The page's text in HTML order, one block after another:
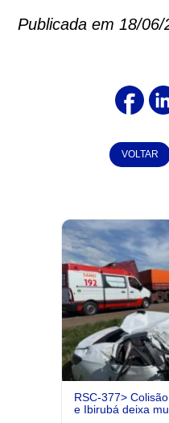
Publicada em 18/06/
VOLTAR
RSC-377>
e Ibirubá deixa